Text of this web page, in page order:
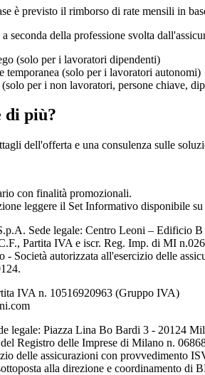
è previsto il rimborso di rate mensili in
seconda della professione svolta
(solo per i lavoratori dipendenti)
temporanea (solo per i lavoratori autonomi)
per i non lavoratori, persone chiave,
di più?
dell'offerta e una consulenza sulle
con finalità promozionali.
leggere il Set Informativo disponibile
Sede legale: Centro Leoni – Edificio
Partita IVA e iscr. Reg. Imp. di MI
- Società autorizzata all'esercizio delle
IVA n. 10516920963 (Gruppo IVA)
legale: Piazza Lina Bo Bardi 3 - 20124
Registro delle Imprese di Milano n.
delle assicurazioni con provvedimento
alla direzione e coordinamento di